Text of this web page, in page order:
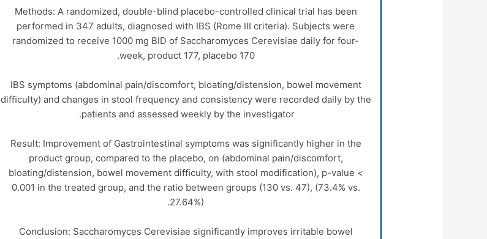
Methods: A randomized, double-blind placebo-controlled clinical trial has been
performed in 347 adults, diagnosed with IBS (Rome III criteria). Subjects were
randomized to receive 1000 mg BID of Saccharomyces Cerevisiae daily for four-
week, product 177, placebo 170.
IBS symptoms (abdominal pain/discomfort, bloating/distension, bowel movement
difﬁculty) and changes in stool frequency and consistency were recorded daily by the
patients and assessed weekly by the investigator.
Result: Improvement of Gastrointestinal symptoms was significantly higher in the
product group, compared to the placebo, on (abdominal pain/discomfort,
bloating/distension, bowel movement difﬁculty, with stool modification), p-value <
0.001 in the treated group, and the ratio between groups (130 vs. 47), (73.4% vs.
27.64%).
Conclusion: Saccharomyces Cerevisiae significantly improves irritable bowel